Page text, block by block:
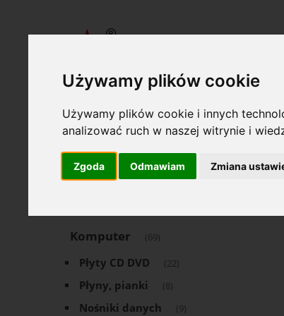
Używamy plików cookie
Używamy plików cookie i innych
analizować ruch w naszej witrynie i
Zgoda Odmawiam Zmiana
Wydawnictwa Akcydensowe S. A. » Komputer »
Oferta
Art. Piśmienne (1504)
Komputer (69)
Płyty CD DVD (22)
Płyny, pianki (8)
Nośniki danych (9)